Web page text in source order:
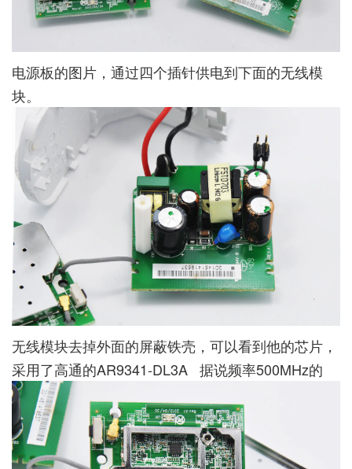
电源板的图片，通过四个插针供电到下面的无线模
块。
无线模块去掉外面的屏蔽铁壳，可以看到他的芯片，
采用了高通的AR9341-DL3A 据说频率500MHz的